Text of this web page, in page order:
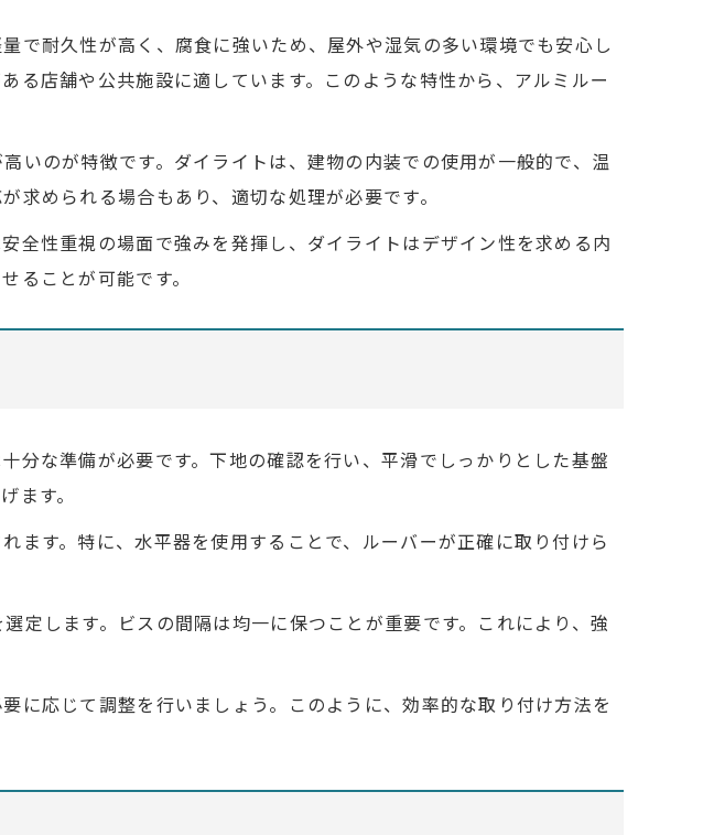
で耐久性が高く、腐食に強いため、屋外や湿気の多い環境でも安心し
る店舗や公共施設に適しています。このような特性から、アルミルー
いのが特徴です。ダイライトは、建物の内装での使用が一般的で、温
められる場合もあり、適切な処理が必要です。
全性重視の場面で強みを発揮し、ダイライトはデザイン性を求める内
ることが可能です。
分な準備が必要です。下地の確認を行い、平滑でしっかりとした基盤
ます。
ます。特に、水平器を使用することで、ルーバーが正確に取り付けら
定します。ビスの間隔は均一に保つことが重要です。これにより、強
に応じて調整を行いましょう。このように、効率的な取り付け方法を